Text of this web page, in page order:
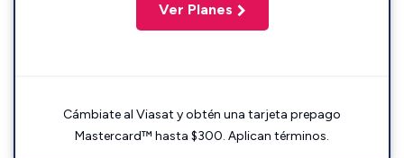
Ver Planes
Cámbiate al Viasat y obtén una tarjeta prepago
Mastercard™ hasta $300. Aplican términos.